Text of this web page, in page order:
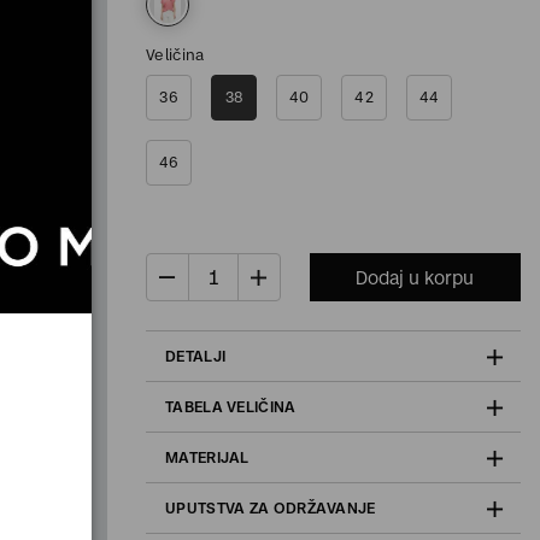
Veličina
36 38 40 42 44
46
Dodaj u korpu
DETALJI
TABELA VELIČINA
MATERIJAL
UPUTSTVA ZA ODRŽAVANJE